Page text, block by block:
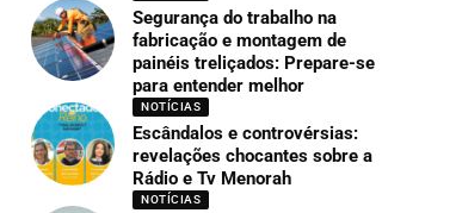
Segurança do trabalho na
fabricação e montagem de
painéis treliçados: Prepare-se
para entender melhor
NOTÍCIAS
Escândalos e controvérsias:
revelações chocantes sobre a
Rádio e Tv Menorah
NOTÍCIAS